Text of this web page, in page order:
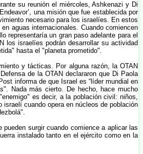
su reunión el miércoles, Ashkenazi y Di
una misión que fue establecida por
necesario para los israelíes. En estos
aguas internacionales. Cuando comiencen
representaría un gran paso adelante para el
los israelíes podrán desarrollar su actividad
hasta el "planeta prometido".
y tácticas. Por alguna razón, la OTAN
de la OTAN declararon que Di Paola
informa de que Israel es “líder mundial en
Nada más cierto. De hecho, hace mucho
es decir, a la población civil: niños,
cuando opera en núcleos de población
surgir cuando comience a aplicar las
instalado tanto en el ejército como en la